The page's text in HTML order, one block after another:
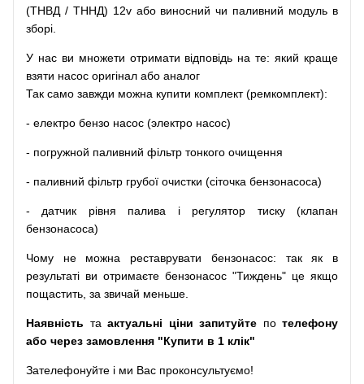
(ТНВД / ТННД) 12v або виносний чи паливний модуль в
зборі
У нас ви множети отримати відповідь на те: який краще
взяти насос оригінал або аналог
Так само завжди можна купити комплект (ремкомплект):
- електро бензо насос (электро насос)
- погружной паливний фільтр тонкого очищення
- паливний фільтр грубої очистки (сіточка бензонасоса)
- датчик рівня палива і регулятор тиску (клапан
бензонасоса)
Чому не можна реставрувати бензонасос: так як
в
результаті ви отримаєте бензонасос "Тиждень" це якщо
пощастить, за звичай меньше.
Наявність та актуальні ціни запитуйте по телефону
або через замовлення "Купити в 1 клік"
Зателефонуйте і ми Вас проконсультуємо!